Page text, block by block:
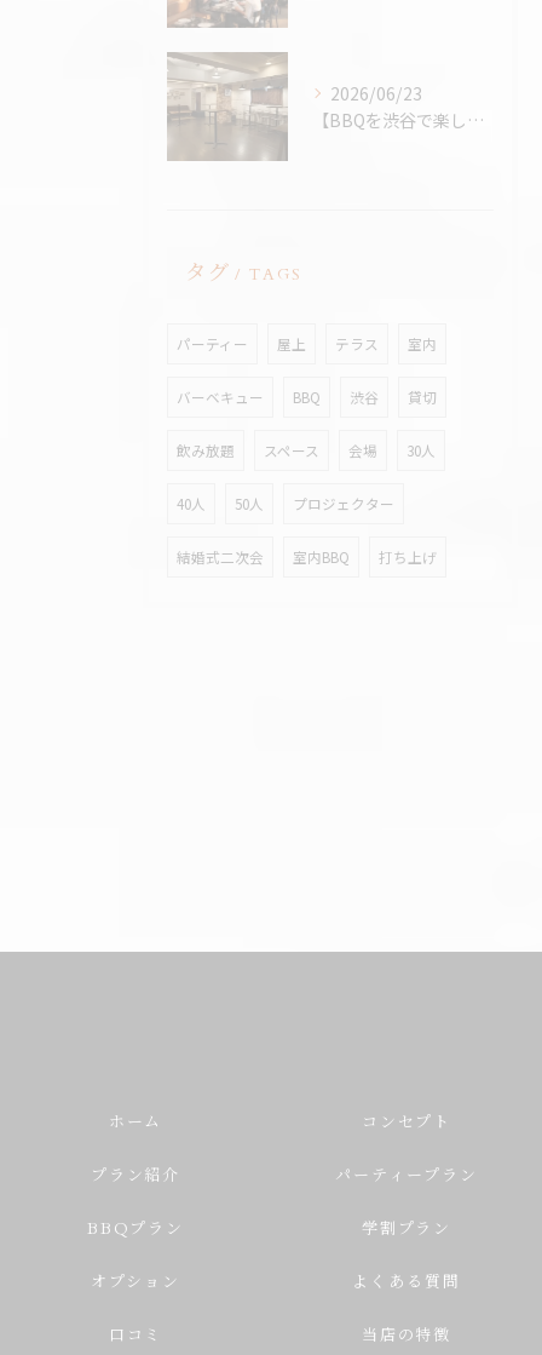
2026/06/23
【BBQを渋谷で楽しむなら、熱中症対策万全の室内BBQ！貸切...
タグ TAGS
パーティー 屋上 テラス 室内
バーベキュー BBQ 渋谷 貸切
飲み放題 スペース 会場 30人
40人 50人 プロジェクター
結婚式二次会 室内BBQ 打ち上げ
ホーム コンセプト
プラン紹介 パーティープラン
BBQプラン 学割プラン
オプション よくある質問
口コミ 当店の特徴